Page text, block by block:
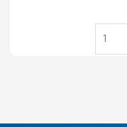
75
mm
uden